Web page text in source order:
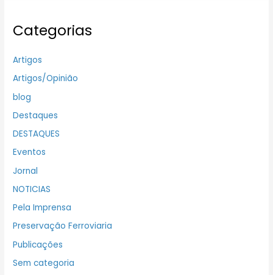
Categorias
Artigos
Artigos/Opinião
blog
Destaques
DESTAQUES
Eventos
Jornal
NOTICIAS
Pela Imprensa
Preservação Ferroviaria
Publicações
Sem categoria